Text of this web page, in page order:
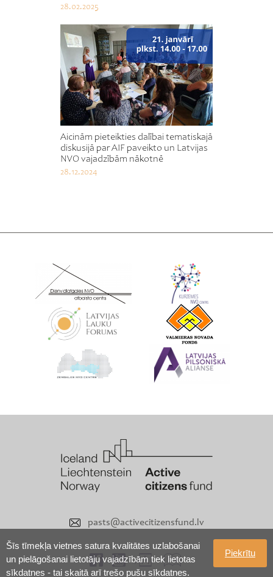
Šīs tīmekļa vietnes satura kvalitātes uzlabošanai
un pielāgošanai lietotāju vajadzībām tiek lietotas
sīkdatnes - tai skaitā arī trešo pušu sīkdatnes.
Piekrītu
28.02.2025
Aicinām pieteikties dalībai tematiskajā
diskusijā par AIF paveikto un Latvijas
NVO vajadzībām nākotnē
28.12.2024
pasts@activecitizensfund.lv